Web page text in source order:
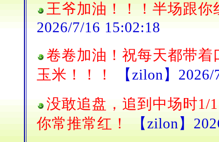
王爷加油！！！半场跟
2026/7/16 15:02:18
卷卷加油！祝每天都带
玉米！！！
【zilon】
没敢追盘，追到中场时1/
你常推常红！
【zilon】